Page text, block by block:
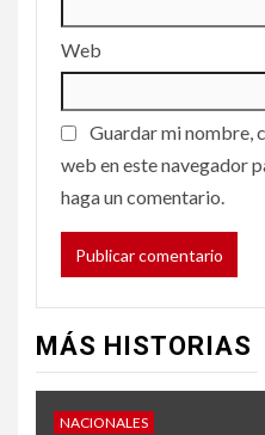
Web
Guardar mi nombre,
web en este navegador
haga un comentario.
MÁS HISTORIAS
NACIONALES